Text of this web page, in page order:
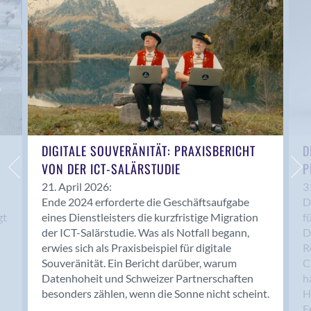
Anwil
Appenzell
Au SG
Baar
Baden
Balsthal
Balzers
Basel
Bassersdorf
Belp
Bendern
Benken (SG)
Bergdietikon
Berlin
Bern
Bern - Liebefeld
DIGITALE SOUVERÄNITÄT: PRAXISBERICHT
VON DER ICT-SALÄRSTUDIE
21. April 2026:
Ende 2024 erforderte die Geschäftsaufgabe
eines Dienstleisters die kurzfristige Migration
der ICT-Salärstudie. Was als Notfall begann,
erwies sich als Praxisbeispiel für digitale
Souveränität. Ein Bericht darüber, warum
Datenhoheit und Schweizer Partnerschaften
besonders zählen, wenn die Sonne nicht scheint.